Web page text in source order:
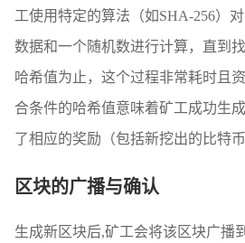
工使用特定的算法（如SHA-256）
数据和一个随机数进行计算，直到
哈希值为止，这个过程非常耗时且
合条件的哈希值意味着矿工成功生
了相应的奖励（包括新挖出的比特
区块的广播与确认
生成新区块后,矿工会将该区块广播